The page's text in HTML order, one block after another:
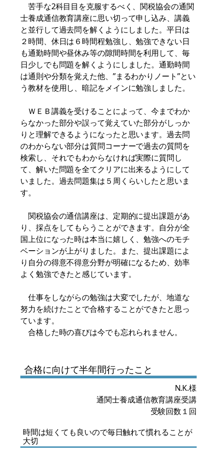
苦手な2科目目を克服するべく、関税協会の通関
士養成通信教育講座に思い切って申し込み、講義
と並行して過去問を解くようにしました。平日は
２時間、休日は６時間程勉強し、勉強できない日
も通勤時間や昼休み等の隙間時間を利用して、毎
日少しでも問題を解くようにしました。通勤時間
は通則や分類を覚えた他、”まるわかりノート”とい
う教材を使用し、暗記をメインに勉強しました。
ＷＥＢ講義を受けることによって、今までわか
らなかった部分や誤って覚えていた部分がしっか
りと理解できるようになったと思います。過去問
のわからない部分は質問コーナーで過去の質問を
検索し、それでもわからなければ実際に質問し
て、解いた問題を全てクリアに出来るようにして
いました。過去問題集は５周くらいしたと思いま
す。
関税協会の通信講座は、定期的に提出課題があ
り、採点をしてもらうことができます。自分が全
国上位になった時は本当に嬉しく、勉強へのモチ
ベーションが上がりました。また、提出課題によ
り自分の得意不得意分野が明確になるため、効率
よく勉強できたと感じています。
仕事をしながらの勉強は大変でしたが、地道な
努力を続けたことで合格することができたと思っ
ています。
合格した時の喜びは今でも忘れられません。
合格に向けて半年間行ったこと
N.K.様
通関士養成通信教育講座受講
受験回数１回
時間は短くても良いので毎日触れて慣れることが
大切